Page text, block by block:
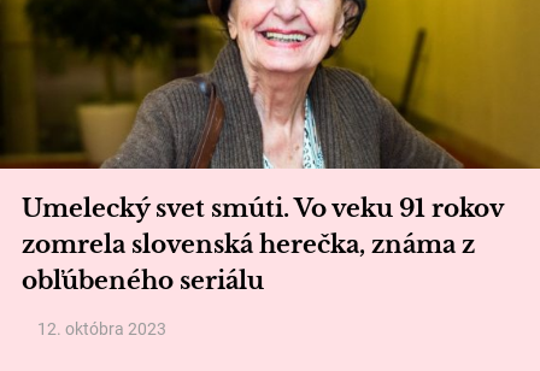
Umelecký svet smúti. Vo veku 91 rokov
zomrela slovenská herečka, známa z
obľúbeného seriálu
12. októbra 2023